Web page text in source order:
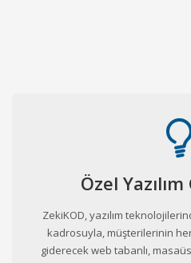
Özel
ZekiKOD, yazılım
kadrosuyla, müşterilerinin her
giderecek web tabanlı,